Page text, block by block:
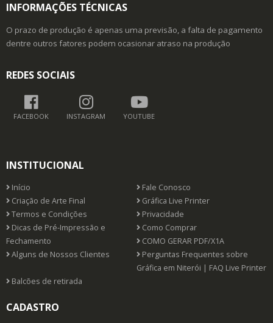
INFORMAÇÕES TÉCNICAS
O prazo de produção é apenas uma previsão, a falta de pagamento
dentre outros fatores podem ocasionar atraso na produção
REDES SOCIAIS
FACEBOOK INSTAGRAM YOUTUBE
INSTITUCIONAL
Início
Fale Conosco
Criação de Arte Final
Gráfica Live Printer
Termos e Condições
Privacidade
Dicas de Pré-Impressão e
Fechamento
Como Comprar
COMO GERAR PDF/X1A
Alguns de Nossos Clientes
Perguntas Frequentes sobre
Gráfica em Niterói | FAQ Live Printer
Balcões de retirada
CADASTRO